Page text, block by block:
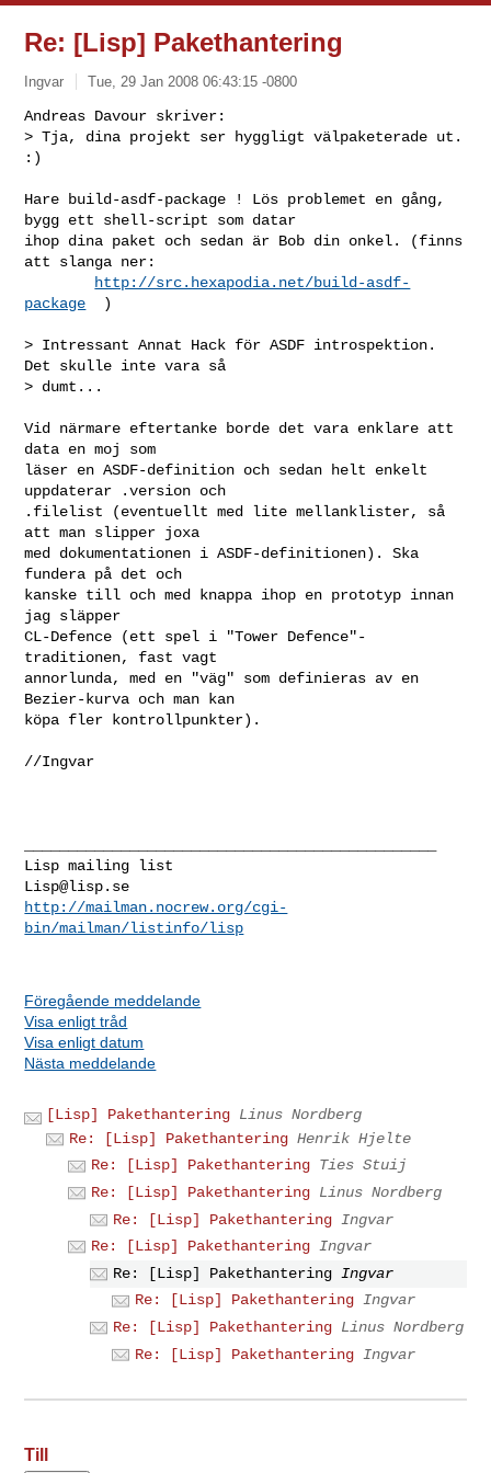
Re: [Lisp] Pakethantering
Ingvar Tue, 29 Jan 2008 06:43:15 -0800
Andreas Davour skriver:
> Tja, dina projekt ser hyggligt välpaketerade ut.
:)
Hare build-asdf-package ! Lös problemet en gång,
bygg ett shell-script som datar
ihop dina paket och sedan är Bob din onkel. (finns
att slanga ner:
http://src.hexapodia.net/build-asdf-
package
  )
> Intressant Annat Hack för ASDF introspektion.
Det skulle inte vara så
> dumt...
Vid närmare eftertanke borde det vara enklare att
data en moj som
läser en ASDF-definition och sedan helt enkelt
uppdaterar .version och
.filelist (eventuellt med lite mellanklister, så
att man slipper joxa
med dokumentationen i ASDF-definitionen). Ska
fundera på det och
kanske till och med knappa ihop en prototyp innan
jag släpper
CL-Defence (ett spel i "Tower Defence"-
traditionen, fast vagt
annorlunda, med en "väg" som definieras av en
Bezier-kurva och man kan
köpa fler kontrollpunkter).
//Ingvar
Lisp@lisp.se
http://mailman.nocrew.org/cgi-
bin/mailman/listinfo/lisp
Föregående meddelande
Visa enligt tråd
Visa enligt datum
Nästa meddelande
[Lisp] Pakethantering Linus Nordberg
Re: [Lisp] Pakethantering Henrik Hjelte
Re: [Lisp] Pakethantering Ties Stuij
Re: [Lisp] Pakethantering Linus Nordberg
Re: [Lisp] Pakethantering Ingvar
Re: [Lisp] Pakethantering Ingvar
Re: [Lisp] Pakethantering Ingvar
Re: [Lisp] Pakethantering Ingvar
Re: [Lisp] Pakethantering Linus Nordberg
Re: [Lisp] Pakethantering Ingvar
Till